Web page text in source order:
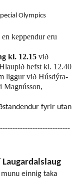
Olympics
keppendur eru
kl. 12.15 við
hefst kl. 12.40
liggur við Húsdýra-
Magnússon,
fyrir utan
einnig taka